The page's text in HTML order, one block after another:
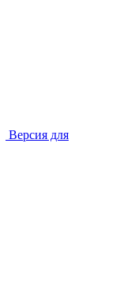
Версия для